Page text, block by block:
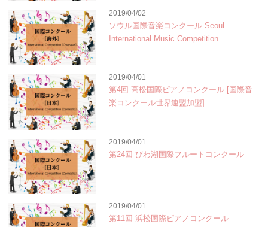
2019/04/02
ソウル国際音楽コンクール Seoul
International Music Competition
2019/04/01
第4回 高松国際ピアノコンクール [国際音
楽コンクール世界連盟加盟]
2019/04/01
第24回 びわ湖国際フルートコンクール
2019/04/01
第11回 浜松国際ピアノコンクール